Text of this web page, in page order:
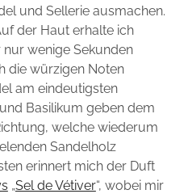
und Sellerie ausmachen.
der Haut erhalte ich
wenige Sekunden
die würzigen Noten
am eindeutigsten
Basilikum geben dem
welche wiederum
Sandelholz
erinnert mich der Duft
„Sel de Vétiver“, wobei mir